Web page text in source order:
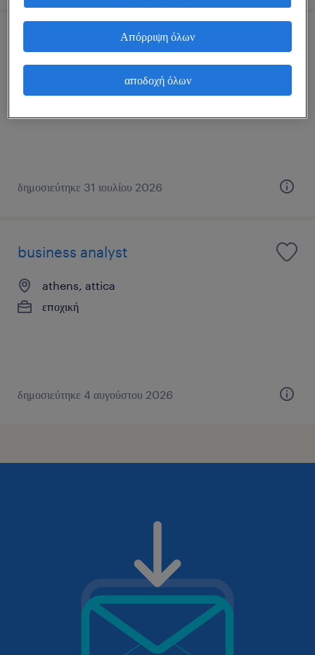
υπάλληλος λογιστηρίου
εποχική
δημοσιεύτηκε 31 ιουλίου 2026
business analyst
athens, attica
εποχική
δημοσιεύτηκε 4 αυγούστου 2026
Απόρριψη όλων
αποδοχή όλων